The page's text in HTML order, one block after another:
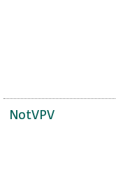
NotVPV